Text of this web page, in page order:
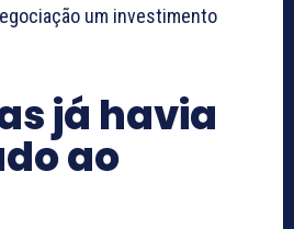
um investimento
já havia
ao